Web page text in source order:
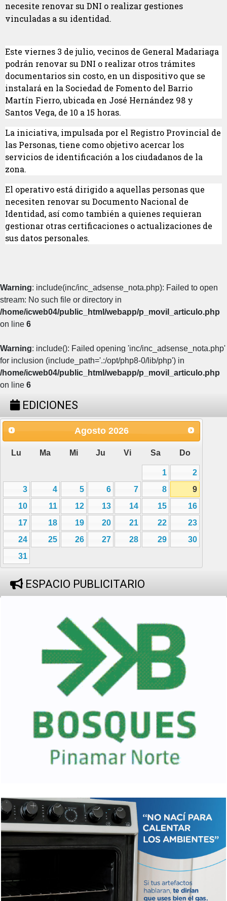
necesite renovar su DNI o realizar gestiones
vinculadas a su identidad.
Este viernes 3 de julio, vecinos de General Madariaga
podrán renovar su DNI o realizar otros trámites
documentarios sin costo, en un dispositivo que se
instalará en la Sociedad de Fomento del Barrio
Martín Fierro, ubicada en José Hernández 98 y
Santos Vega, de 10 a 15 horas.
La iniciativa, impulsada por el Registro Provincial de
las Personas, tiene como objetivo acercar los
servicios de identificación a los ciudadanos de la
zona.
El operativo está dirigido a aquellas personas que
necesiten renovar su Documento Nacional de
Identidad, así como también a quienes requieran
gestionar otras certificaciones o actualizaciones de
sus datos personales.
Warning: include(inc/inc_adsense_nota.php): Failed to open
stream: No such file or directory in
/home/icweb04/public_html/webapp/p_movil_articulo.php
on line 6
Warning: include(): Failed opening 'inc/inc_adsense_nota.php'
for inclusion (include_path='.:/opt/php8-0/lib/php') in
/home/icweb04/public_html/webapp/p_movil_articulo.php
on line 6
EDICIONES
Agosto 2026
Lu Ma Mi Ju Vi Sa Do
1
2
3
4 5 6 7 8
9
10
11 12 13 14 15
16
17
18 19 20 21 22
23
24
25 26 27 28 29
30
31
ESPACIO PUBLICITARIO